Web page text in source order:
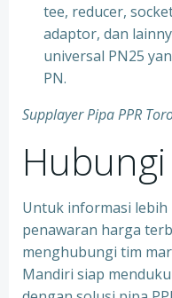
tee, reducer,
adaptor, dan
universal PN25
PN.
Supplayer Pipa PPR
Untuk informasi
penawaran harga
menghubungi tim
Mandiri siap